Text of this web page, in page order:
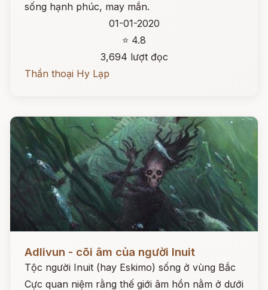
sống hạnh phúc, may mắn.
01-01-2020
⭐ 4.8
3,694 lượt đọc
Thần thoại Hy Lạp
Adlivun - cõi âm của người Inuit
Tộc người Inuit (hay Eskimo) sống ở vùng Bắc
Cực quan niệm rằng thế giới âm hồn nằm ở dưới